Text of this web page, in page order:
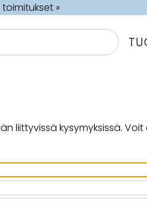
»
liittyvissä kysymyksissä.